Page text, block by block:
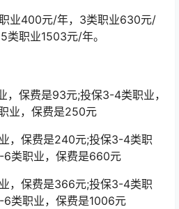
业400元/年，3类职业630元/
职业1503元/年。
，保费是93元;投保3-4类职业，
业，保费是250元
，保费是240元;投保3-4类职
类职业，保费是660元
，保费是366元;投保3-4类职
类职业，保费是1006元